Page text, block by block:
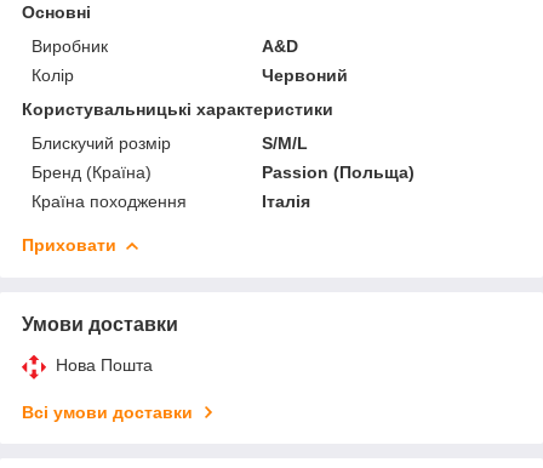
Основні
Виробник
A&D
Колір
Червоний
Користувальницькі характеристики
Блискучий розмір
S/M/L
Бренд (Країна)
Passion (Польща)
Країна походження
Італія
Приховати
Умови доставки
Нова Пошта
Всі умови доставки